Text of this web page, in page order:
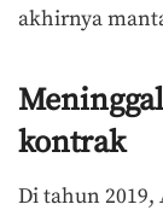
akhirnya
kontrak
Di tahun